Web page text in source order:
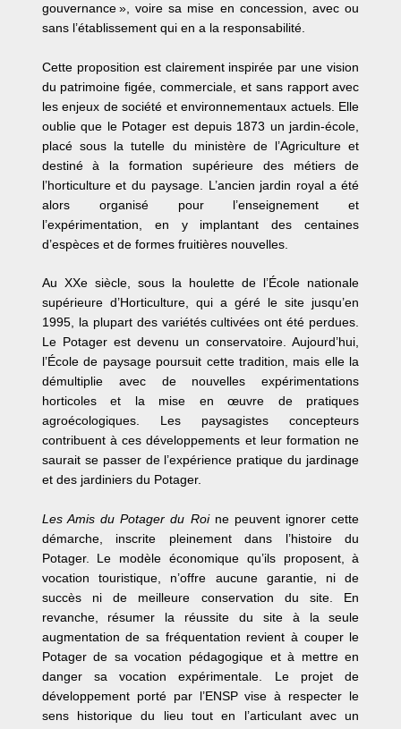
gouvernance », voire sa mise en concession, avec ou
sans l’établissement qui en a la responsabilité.
Cette proposition est clairement inspirée par une vision
du patrimoine figée, commerciale, et sans rapport avec
les enjeux de société et environnementaux actuels. Elle
oublie que le Potager est depuis 1873 un jardin-école,
placé sous la tutelle du ministère de l’Agriculture et
destiné à la formation supérieure des métiers de
l’horticulture et du paysage. L’ancien jardin royal a été
alors organisé pour l’enseignement et
l’expérimentation, en y implantant des centaines
d’espèces et de formes fruitières nouvelles.
Au XXe siècle, sous la houlette de l’École nationale
supérieure d’Horticulture, qui a géré le site jusqu’en
1995, la plupart des variétés cultivées ont été perdues.
Le Potager est devenu un conservatoire. Aujourd’hui,
l’École de paysage poursuit cette tradition, mais elle la
démultiplie avec de nouvelles expérimentations
horticoles et la mise en œuvre de pratiques
agroécologiques. Les paysagistes concepteurs
contribuent à ces développements et leur formation ne
saurait se passer de l’expérience pratique du jardinage
et des jardiniers du Potager.
Les Amis du Potager du Roine peuvent ignorer cette
démarche, inscrite pleinement dans l’histoire du
Potager. Le modèle économique qu’ils proposent, à
vocation touristique, n’offre aucune garantie, ni de
succès ni de meilleure conservation du site. En
revanche, résumer la réussite du site à la seule
augmentation de sa fréquentation revient à couper le
Potager de sa vocation pédagogique et à mettre en
danger sa vocation expérimentale. Le projet de
développement porté par l’ENSP vise à respecter le
sens historique du lieu tout en l’articulant avec un